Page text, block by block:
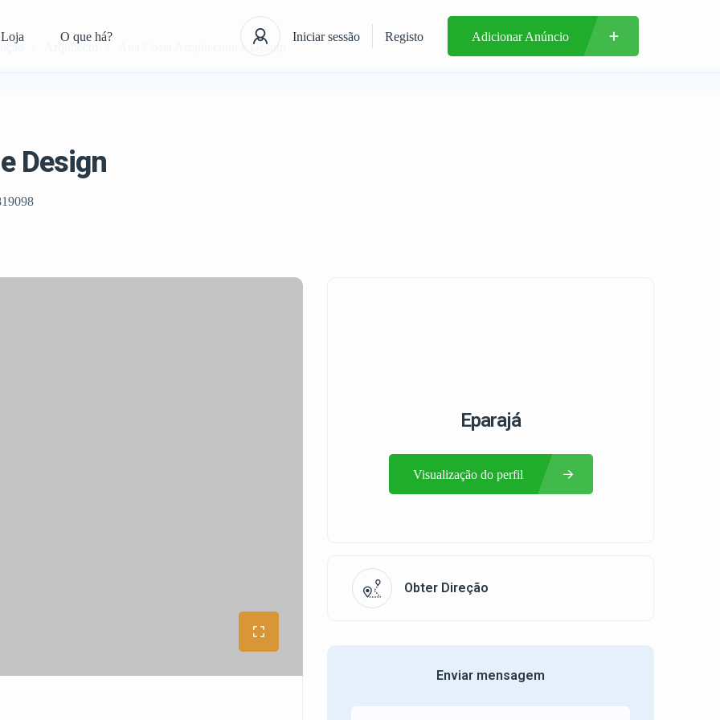
Loja O que há? Iniciar sessão Registo Adicionar Anúncio
Arquitecto Ana Costa Arquitectura e Design
Design
Eparajá
Visualização do perfil
Obter Direção
Enviar mensagem